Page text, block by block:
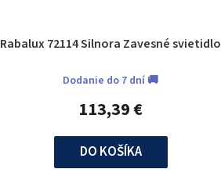
Rabalux 72114 Silnora Zavesné svietidlo
Dodanie do 7 dní 🚚
113,39 €
DO KOŠÍKA